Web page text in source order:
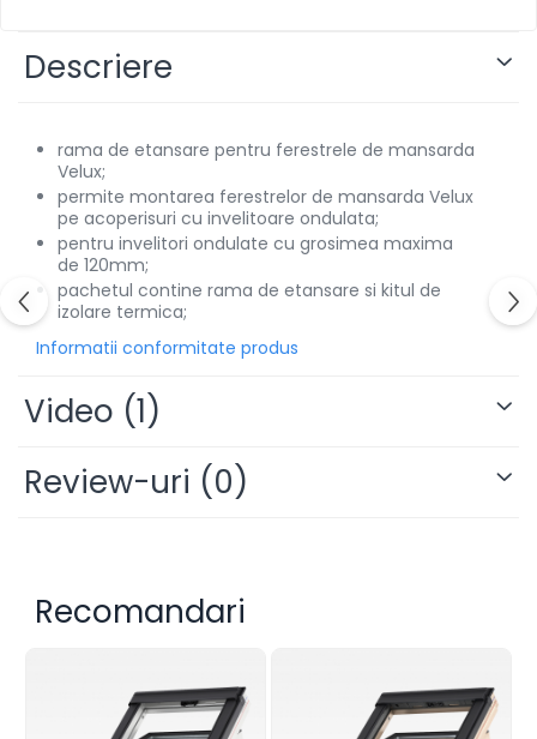
Descriere
rama de etansare pentru ferestrele de mansarda
Velux;
permite montarea ferestrelor de mansarda Velux
pe acoperisuri cu invelitoare ondulata;
pentru invelitori ondulate cu grosimea maxima
de 120mm;
pachetul contine rama de etansare si kitul de
izolare termica;
Informatii conformitate produs
Video (1)
Review-uri (0)
Recomandari